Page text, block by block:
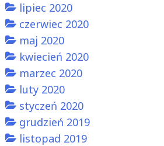
lipiec 2020
czerwiec 2020
maj 2020
kwiecień 2020
marzec 2020
luty 2020
styczeń 2020
grudzień 2019
listopad 2019